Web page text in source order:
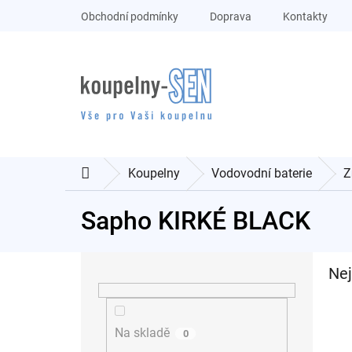
Obchodní podmínky Doprava Kontakty
DomůKoupelny Vodovodní baterie
Sapho KIRKÉ BLACK
Na skladě 0